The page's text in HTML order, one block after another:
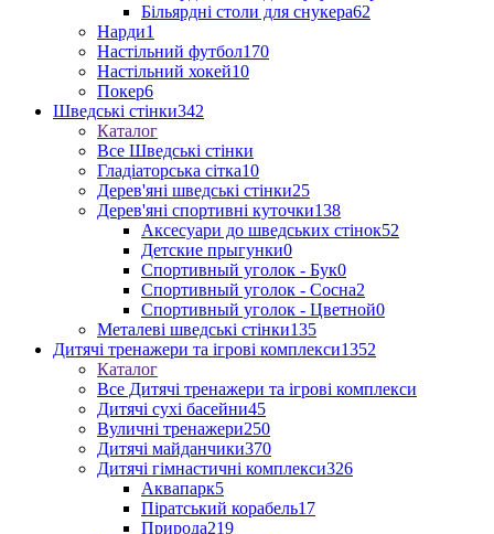
Більярдні столи для снукера62
Нарди1
Настільний футбол170
Настільний хокей10
Покер6
Шведські стінки342
Каталог
Все Шведські стінки
Гладіаторська сітка10
Дерев'яні шведські стінки25
Дерев'яні спортивні куточки138
Аксесуари до шведських стінок52
Детские прыгунки0
Спортивный уголок - Бук0
Спортивный уголок - Сосна2
Спортивный уголок - Цветной0
Металеві шведські стінки135
Дитячі тренажери та ігрові комплекси1352
Каталог
Все Дитячі тренажери та ігрові комплекси
Дитячі сухі басейни45
Вуличні тренажери250
Дитячі майданчики370
Дитячі гімнастичні комплекси326
Аквапарк5
Піратський корабель17
Природа219